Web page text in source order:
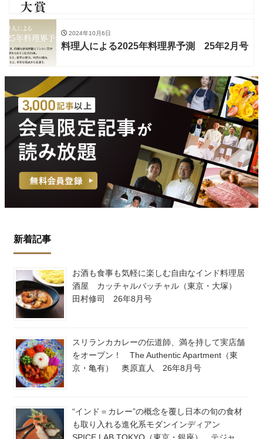
2024年10月6日
料理人による2025年料理界予測 25年2月号
新着記事
お酒も食事も気軽に楽しむ自由なインド料理居
酒屋 カッチャルバッチャル（東京・大塚）
田村修司 26年8月号
スリランカカレーの伝道師、満を持して実店舗
をオープン！ The Authentic Apartment（東
京・亀有） 奥原直人 26年8月号
“インド＝カレー”の概念を覆し日本の旬の食材
も取り入れる進化系モダンインディアン
SPICE LAB TOKYO（東京・銀座） テジャ